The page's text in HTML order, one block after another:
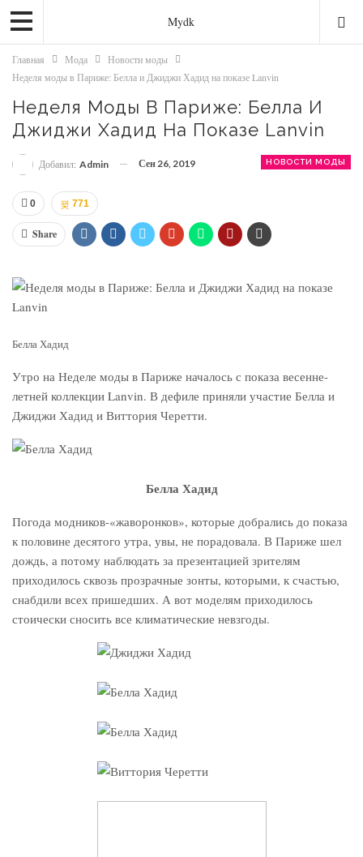
Mydk
Главная Мода
Новости моды
Неделя моды в Париже: Белла и Джиджи Хадид на показе Lanvin
Неделя Моды В Париже: Белла И
Джиджи Хадид На Показе Lanvin
НОВОСТИ МОДЫ
Добавил: Admin Сен 26, 2019
0 771
Share
Белла Хадид
Утро на Неделе моды в Париже началось с показа весенне-
летней коллекции Lanvin. В дефиле приняли участие Белла и
Джиджи Хадид и Виттория Черетти.
Белла Хадид
Погода модников-«жаворонков», которые добрались до показа
к половине десятого утра, увы, не порадовала. В Париже шел
дождь, а потому наблюдать за презентацией зрителям
приходилось сквозь прозрачные зонты, которыми, к счастью,
снабдили всех пришедших. А вот моделям приходилось
стоически сносить все климатические невзгоды.